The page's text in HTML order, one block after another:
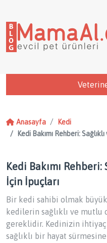
Anasayfa
Kedi
Kedi Bakımı Rehberi:
Kedi Bakımı
İçin İpuçları
Bir kedi sahibi olmak
kedilerin sağlıklı ve mutlu
gereklidir. Kedinizin
sağlıklı bir hayat sürmesine